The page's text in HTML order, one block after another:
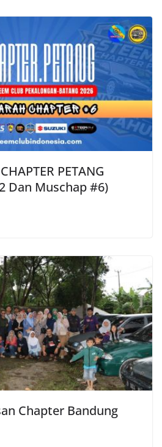
PETANG
Dan Muschap #6)
Chapter Bandung